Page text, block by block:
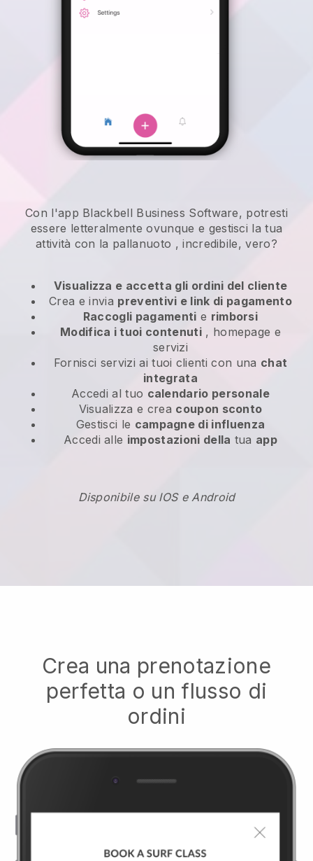
Con l'app Blackbell Business Software, potresti
essere letteralmente ovunque e gestisci la tua
attività con la pallanuoto , incredibile, vero?
Visualizza e accetta gli ordini del cliente
Crea e invia preventivi e link di pagamento
Raccogli pagamenti e rimborsi
Modifica i tuoi contenuti, homepage e
servizi
Fornisci servizi ai tuoi clienti con una chat
integrata
Accedi al tuo calendario personale
Visualizza e crea coupon sconto
Gestisci le campagne di influenza
Accedi alle impostazioni della tua app
Disponibile su IOS e Android
Crea una prenotazione
perfetta o un flusso di
ordini